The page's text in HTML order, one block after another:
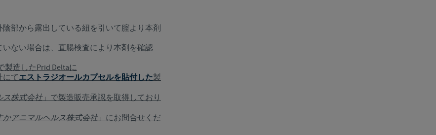
部から露出している紐を引いて腟より本剤
ない場合は、直腸検査により本剤を確認
製造したPrid Deltaに
にてエストラジオールカプセルを貼付した製
ス株式会社」 で製造販売承認を取得しており
かアニマルヘルス株式会社」にお問合せくだ